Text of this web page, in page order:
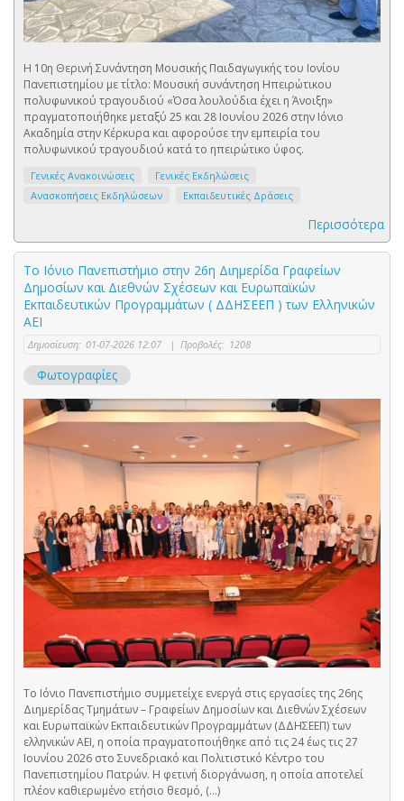
Η 10η Θερινή Συνάντηση Μουσικής Παιδαγωγικής του Ιονίου
Πανεπιστημίου με τίτλο: Μουσική συνάντηση Ηπειρώτικου
πολυφωνικού τραγουδιού «Όσα λουλούδια έχει η Άνοιξη»
πραγματοποιήθηκε μεταξύ 25 και 28 Ιουνίου 2026 στην Ιόνιο
Ακαδημία στην Κέρκυρα και αφορούσε την εμπειρία του
πολυφωνικού τραγουδιού κατά το ηπειρώτικο ύφος.
Γενικές Ανακοινώσεις
Γενικές Εκδηλώσεις
Ανασκοπήσεις Εκδηλώσεων
Εκπαιδευτικές Δράσεις
Περισσότερα
Tο Ιόνιο Πανεπιστήμιο στην 26η Διημερίδα Γραφείων
Δημοσίων και Διεθνών Σχέσεων και Ευρωπαϊκών
Εκπαιδευτικών Προγραμμάτων ( ΔΔΗΣΕΕΠ ) των Ελληνικών
ΑΕΙ
Δημοσίευση: 01-07-2026 12:07 | Προβολές: 1208
Φωτογραφίες
Το Ιόνιο Πανεπιστήμιο συμμετείχε ενεργά στις εργασίες της 26ης
Διημερίδας Τμημάτων – Γραφείων Δημοσίων και Διεθνών Σχέσεων
και Ευρωπαϊκών Εκπαιδευτικών Προγραμμάτων (ΔΔΗΣΕΕΠ) των
ελληνικών ΑΕΙ, η οποία πραγματοποιήθηκε από τις 24 έως τις 27
Ιουνίου 2026 στο Συνεδριακό και Πολιτιστικό Κέντρο του
Πανεπιστημίου Πατρών. Η φετινή διοργάνωση, η οποία αποτελεί
πλέον καθιερωμένο ετήσιο θεσμό, (...)